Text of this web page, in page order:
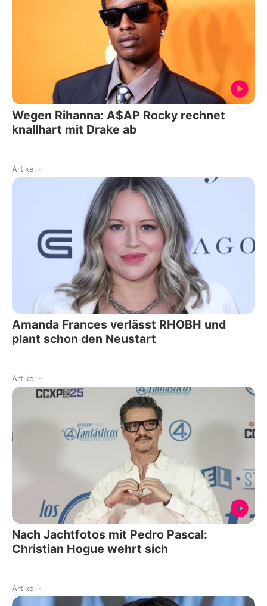
Wegen Rihanna: A$AP Rocky rechnet
knallhart mit Drake ab
Artikel -
Amanda Frances verlässt RHOBH und
plant schon den Neustart
Artikel -
Nach Jachtfotos mit Pedro Pascal:
Christian Hogue wehrt sich
Artikel -